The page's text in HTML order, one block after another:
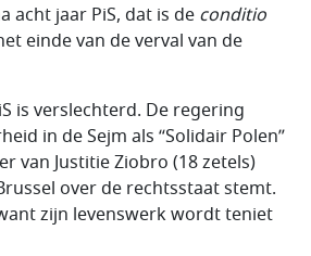
acht jaar PiS, dat is de conditio
einde van de verval van de
is verslechterd. De regering
in de Sejm als “Solidair Polen”
van Justitie Ziobro (18 zetels)
over de rechtsstaat stemt.
zijn levenswerk wordt teniet